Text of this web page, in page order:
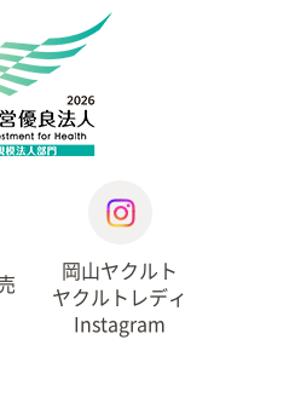
岡山ヤクルト
ヤクルトレディ
Instagram